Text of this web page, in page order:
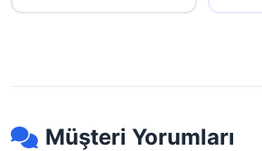
Müşteri Yorumları